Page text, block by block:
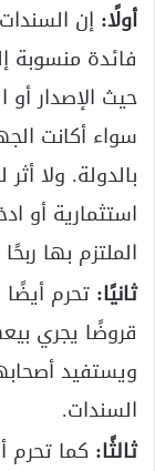
أولًا: إن
فائدة منسوبة
حيث الإصدار أو
سواء أكانت
بالدولة. ولا
استثمارية أو
الملتزم بها
ثانيًا: تحرم
قروضًا يجري
ويستفيد
السندات.
ثالثًا: كما تحرم